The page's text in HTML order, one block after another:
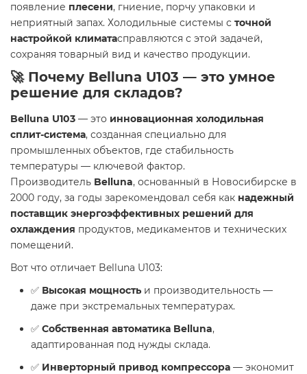
появление плесени, гниение, порчу упаковки и
неприятный запах. Холодильные системы с точной
настройкой климатасправляются с этой задачей,
сохраняя товарный вид и качество продукции.
🚀 Почему Belluna U103 — это умное
решение для складов?
Belluna U103 — это инновационная холодильная
сплит-система, созданная специально для
промышленных объектов, где стабильность
температуры — ключевой фактор.
Производитель Belluna, основанный в Новосибирске в
2000 году, за годы зарекомендовал себя как надежный
поставщик энергоэффективных решений для
охлаждения продуктов, медикаментов и технических
помещений.
Вот что отличает Belluna U103:
✅ Высокая мощность и производительность —
даже при экстремальных температурах.
✅ Собственная автоматика Belluna,
адаптированная под нужды склада.
✅ Инверторный привод компрессора — экономит